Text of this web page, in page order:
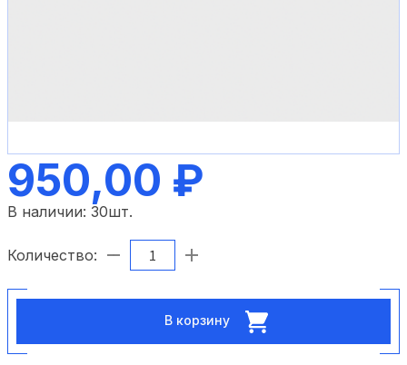
950,00 ₽
В наличии: 30шт.
Количество:
В корзину